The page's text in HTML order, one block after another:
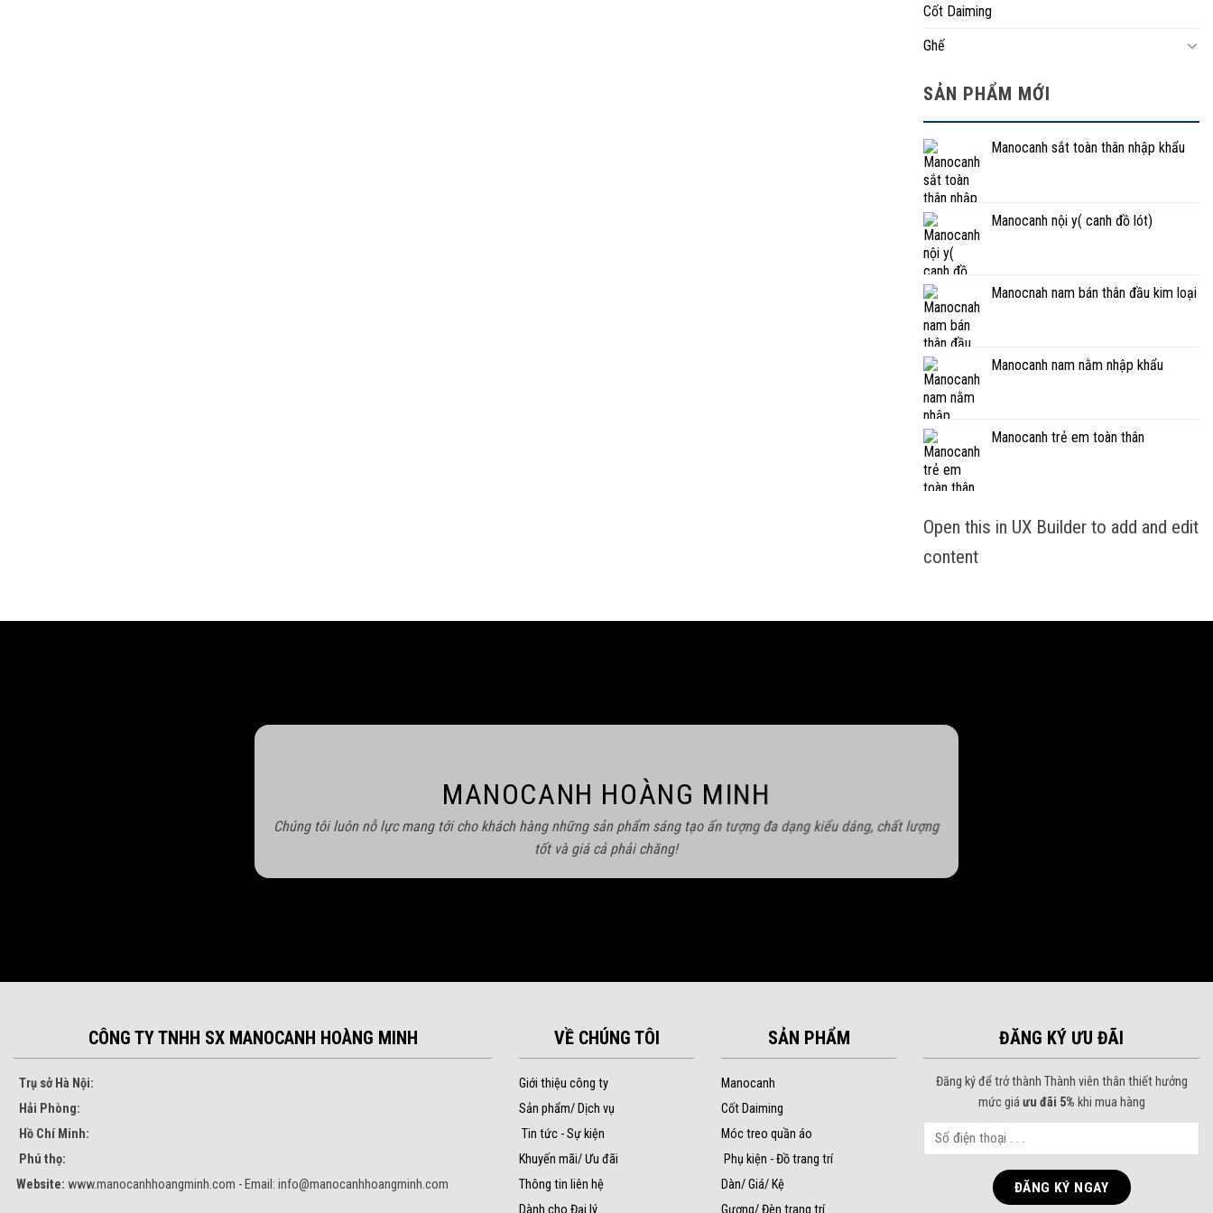
Cốt Daiming
Ghế
SẢN PHẨM MỚI
Manocanh sắt toàn thân nhập khẩu
Manocanh nội y( canh đồ lót)
Manocnah nam bán thân đầu kim loại
Manocanh nam nằm nhập khẩu
Manocanh trẻ em toàn thân
Open this in UX Builder to add and edit
content
MANOCANH HOÀNG MINH
Chúng tôi luôn nỗ lực mang tới cho khách hàng những sản phẩm sáng tạo ấn tượng đa dạng kiểu dáng, chất lượng
tốt và giá cả phải chăng!
CÔNG TY TNHH SX MANOCANH HOÀNG MINH
Trụ sở Hà Nội:
Hải Phòng:
Hồ Chí Minh:
Phú thọ:
Website: www.manocanhhoangminh.com - Email: info@manocanhhoangminh.com
VỀ CHÚNG TÔI
Giới thiệu công ty
Sản phẩm/ Dịch vụ
Tin tức - Sự kiện
Khuyến mãi/ Ưu đãi
Thông tin liên hệ
Dành cho Đại lý
SẢN PHẨM
Manocanh
Cốt Daiming
Móc treo quần áo
Phụ kiện - Đồ trang trí
Dàn/ Giá/ Kệ
Gương/ Đèn trang trí
ĐĂNG KÝ ƯU ĐÃI
Đăng ký để trở thành Thành viên thân thiết hưởng
mức giáưu đãi 5% khi mua hàng